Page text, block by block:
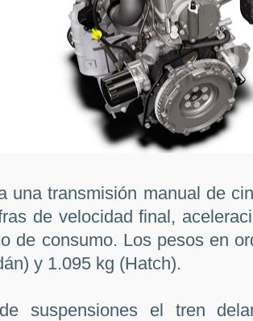
una transmisión manual de
de velocidad final,
de consumo. Los pesos en
y 1.095 kg (Hatch).
suspensiones el tren